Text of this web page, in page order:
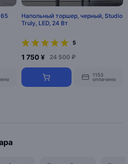
Напольный торшер, черный, Studio
Truly, LED, 24 Вт
5
1 750 ¥ 24 500 ₽
1153
оплачено